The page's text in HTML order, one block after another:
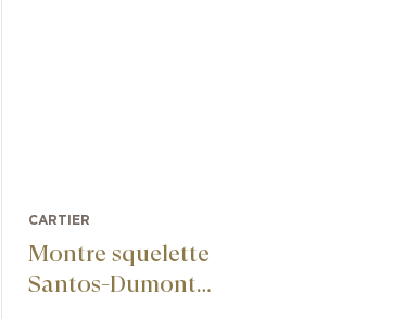
CARTIER
Montre squelette
Santos-Dumont